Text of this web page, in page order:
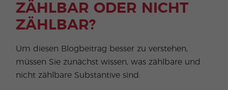
ZÄHLBAR ODER NICHT
ZÄHLBAR?
Um diesen Blogbeitrag besser zu verstehen,
müssen Sie zunächst wissen, was zählbare und
nicht zählbare Substantive sind: